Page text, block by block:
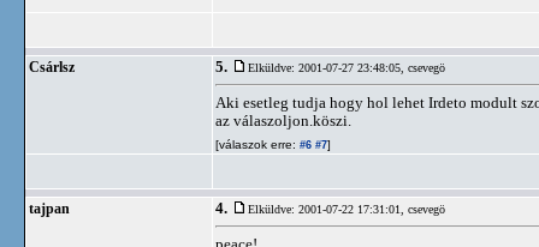
Csárlsz 5. Elküldve: 2001-07-27 23:48:05, csevegö
Aki esetleg tudja hogy hol lehet Irdeto modult
az válaszoljon.köszi.
[válaszok erre: #6 #7]
tajpan 4. Elküldve: 2001-07-22 17:31:01, csevegö